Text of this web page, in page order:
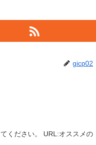
gicp02
ください。 URL:オススメの